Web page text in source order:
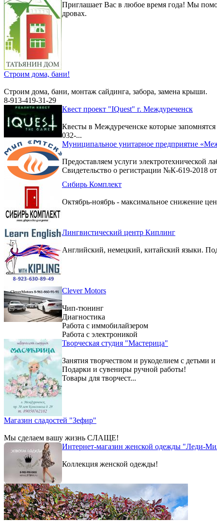
Приглашает Вас в любое время года! Мы
дровах.
Строим дома, бани!
Строим дома, бани, монтаж сайдинга, забора, замена крыши.
8-913-419-31-29
Квест проект "IQuest" г. Междуреченск
Квесты в Междуреченске которые
032-...
Муниципальное унитарное предприятие
Предоставляем услуги электротехнической
Свидетельство о регистрации №К-619-2018 от
Сибирь Комплект
Октябрь-ноябрь - максимальное снижение
Лингвистический центр Киплинг
Английский, немецкий, китайский языки.
Clever Motors
Чип-тюнинг
Диагностика
Работа с иммобилайзером
Работа с электроникой
Творческая студия "Мастерица"
Занятия творчеством и рукоделием с детьми
Подарки и сувениры ручной работы!
Товары для творчест...
Магазин сладостей "Зефир"
Мы сделаем вашу жизнь СЛАЩЕ!
Интернет-магазин женской одежды "Леди-
Коллекция женской одежды!